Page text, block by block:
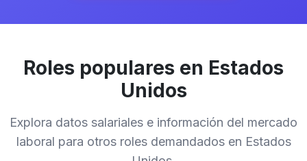
Roles populares en Estados
Unidos
Explora datos salariales e información del mercado
laboral para otros roles demandados en Estados